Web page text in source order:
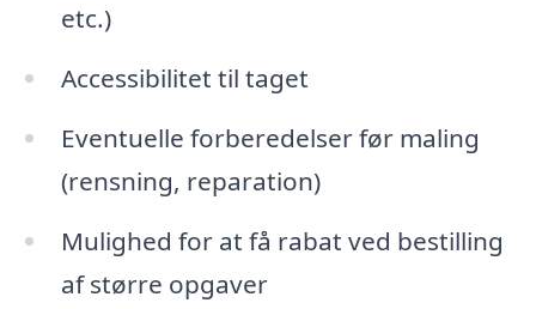
etc.)
Accessibilitet til taget
Eventuelle forberedelser før maling
(rensning, reparation)
Mulighed for at få rabat ved bestilling
af større opgaver